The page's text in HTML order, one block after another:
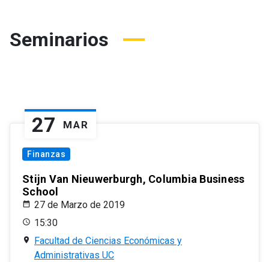
Seminarios
27 MAR
Finanzas
Stijn Van Nieuwerburgh, Columbia Business
School
27 de Marzo de 2019
15:30
Facultad de Ciencias Económicas y
Administrativas UC